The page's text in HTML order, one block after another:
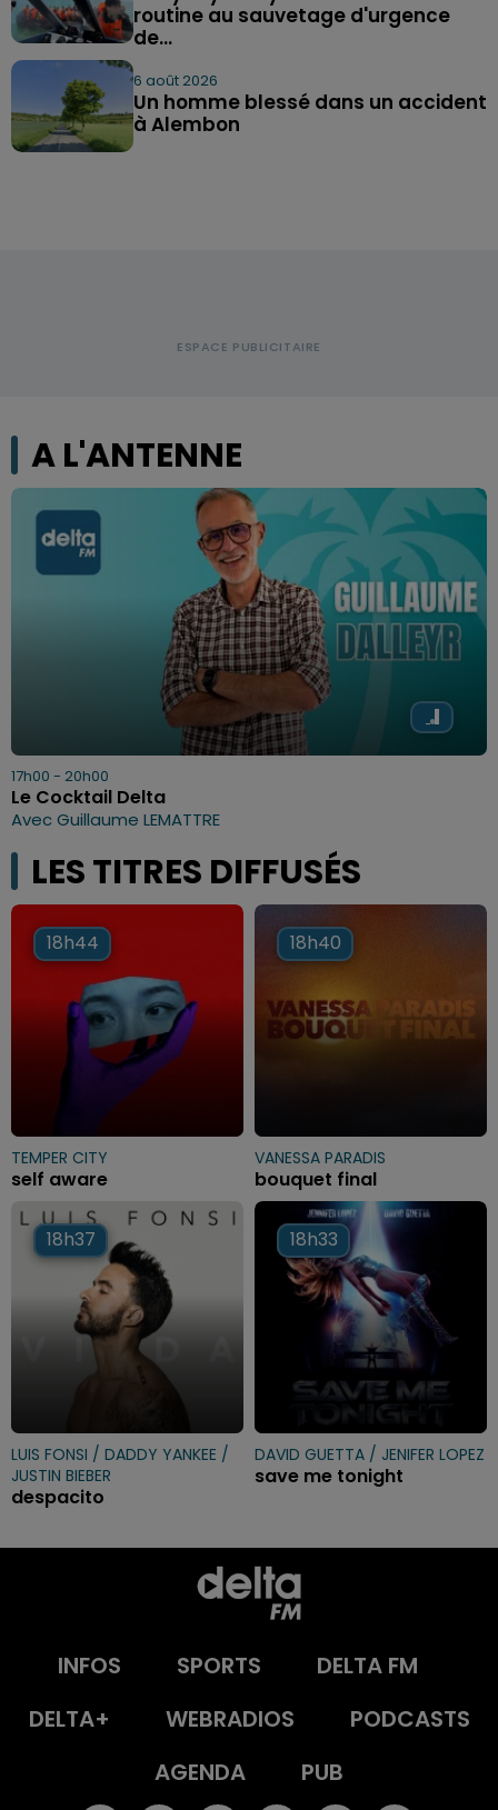
routine au sauvetage d'urgence
de...
6 août 2026
Un homme blessé dans un accident
à Alembon
A L'ANTENNE
17h00 - 20h00
Le Cocktail Delta
Avec Guillaume LEMATTRE
LES TITRES DIFFUSÉS
18h44
18h44
TEMPER CITY
self aware
18h40
18h40
VANESSA PARADIS
bouquet final
18h37
18h37
LUIS FONSI / DADDY YANKEE /
JUSTIN BIEBER
despacito
18h33
18h33
DAVID GUETTA / JENIFER LOPEZ
save me tonight
INFOS SPORTS
DELTA FM
DELTA+
WEBRADIOS
PODCASTS
AGENDA
PUB